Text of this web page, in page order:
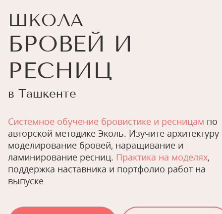
ШКОЛА
БРОВЕЙ И
РЕСНИЦ
в Ташкенте
Системное обучение бровистике и ресницам по
авторской методике Эколь. Изучите архитектуру
моделирование бровей, наращивание и
ламинирование ресниц. Практика на моделях,
поддержка наставника и портфолио работ на
выпуске